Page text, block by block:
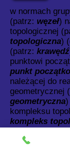
w normach
(patrz: węzeł)
topologicznej
topologiczna)
(patrz: krawędź
punktowi
punkt
należącej do
geometrycznej
geometryczna)
kompleksu
kompleks